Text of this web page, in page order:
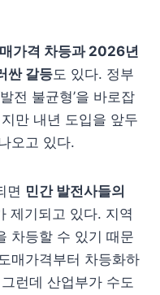
가격 차등과 2026년
싼 갈등도 있다. 정부
전 불균형’을 바로잡
만 내년 도입을 앞두
오고 있다.
면 민간 발전사들의
제기되고 있다. 지역
차등할 수 있기 때문
매가격부터 차등화하
런데 산업부가 수도